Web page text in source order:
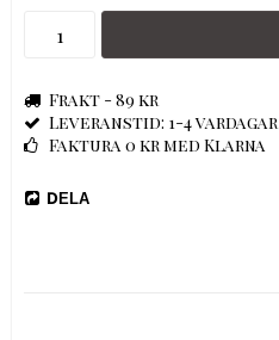
Frakt - 89 kr
Leveranstid: 1-4 vardagar
Faktura 0 kr med Klarna
DELA